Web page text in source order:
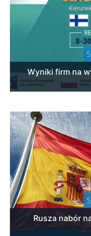
Wyniki firm na
Rusza nabór